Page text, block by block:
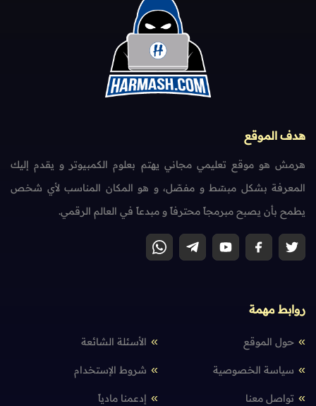
هدف الموقع
هرمش هو موقع تعليمي مجاني يهتم بعلوم الكمبيوتر و يقدم إليك
المعرفة بشكل مبسّط و مفصّل، و هو المكان المناسب لأي شخص
يطمح بأن يصبح مبرمجاً محترفاً و مبدعاً في العالم الرقمي.
روابط مهمة
حول الموقع الأسئلة الشائعة
سياسة الخصوصية شروط الإستخدام
تواصل معنا إدعمنا مادياً